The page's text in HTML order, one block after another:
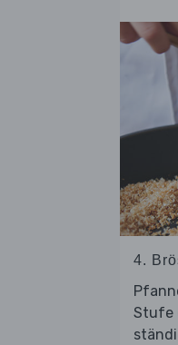
4.
Stufe